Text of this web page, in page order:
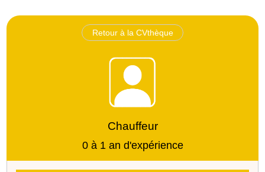
Retour à la CVthèque
Chauffeur
0 à 1 an d'expérience